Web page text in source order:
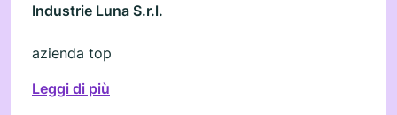
Industrie Luna S.r.l.
azienda top
Leggi di più